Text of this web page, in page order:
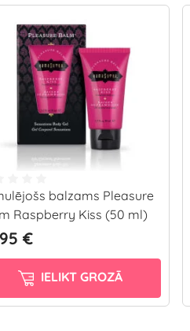
balzams Pleasure
Raspberry Kiss (50 ml)
€
IELIKT GROZĀ